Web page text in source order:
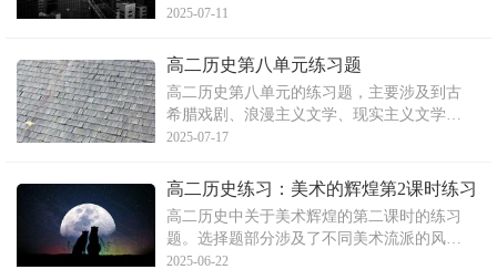
汉代至宋代的南北方户数变化等历史知识
内容，如口述历史的访谈对象选择、古代政
治制度的评价、封建时代的朝代划分等。同
时，文章还涉及了清代皇帝
2025-07-11
高二历史第八单元练习题
高二历史第八单元的练习题，主要涉及到古
希腊戏剧、浪漫主义文学、现实主义文学和
现代主义文学等方面的内容。题目通过选择
背景下文学作品的认知和理解。这些作品反
映了不同时代的社会背景、人们的价值观和
思想情感。
2025-07-17
高二历史练习：美术的辉煌第2课时练习
题
高二历史中关于美术辉煌的第二课时的练习
题。选择题部分涉及了不同美术流派的风格
特点及其代表性画家和作品。非选择题部分
2025-06-22